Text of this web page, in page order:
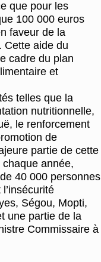
que pour les
100 000 euros
faveur de la
Cette aide du
cadre du plan
et
telles que la
nutritionnelle,
le renforcement
de
partie de cette
année,
40 000 personnes
Ségou, Mopti,
une partie de la
Commissaire à